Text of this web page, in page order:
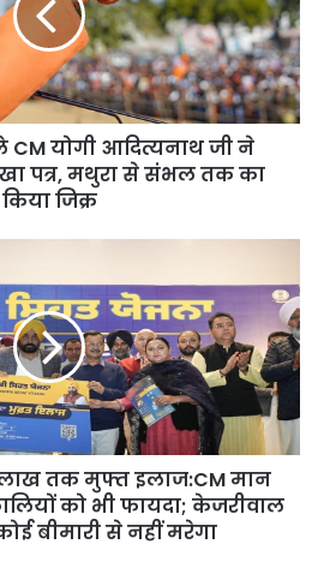
योगी आदित्यनाथ जी ने
पत्र, मथुरा से संभल तक का
किया जिक्र
तक मुफ्त इलाज:CM मान
को भी फायदा; केजरीवाल
बीमारी से नहीं मरेगा